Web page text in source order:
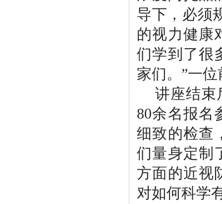
导下，必须
的视力健康
们学到了很
家们。”一
讲座结束
80余名报名
细致的检查
们量身定制
方面的近视
对如何科学